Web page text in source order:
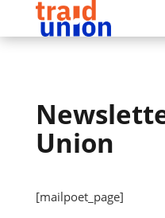
Union
[mailpoet_page]